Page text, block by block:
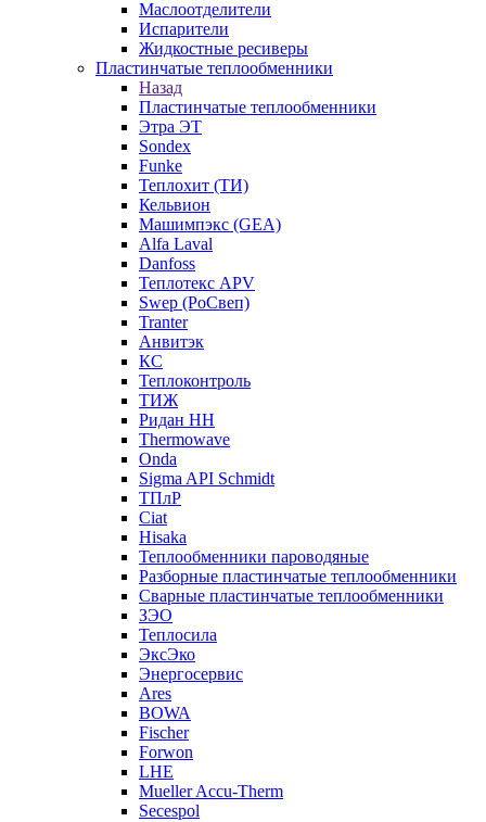
Маслоотделители
Испарители
Жидкостные ресиверы
Пластинчатые теплообменники
Назад
Пластинчатые теплообменники
Этра ЭТ
Sondex
Funke
Теплохит (ТИ)
Кельвион
Машимпэкс (GEA)
Alfa Laval
Danfoss
Теплотекс APV
Swep (РоСвеп)
Tranter
Анвитэк
КС
Теплоконтроль
ТИЖ
Ридан НН
Thermowave
Onda
Sigma API Schmidt
ТПлР
Ciat
Hisaka
Теплообменники пароводяные
Разборные пластинчатые теплообменники
Сварные пластинчатые теплообменники
ЗЭО
Теплосила
ЭксЭко
Энергосервис
Ares
BOWA
Fischer
Forwon
LHE
Mueller Accu-Therm
Secespol